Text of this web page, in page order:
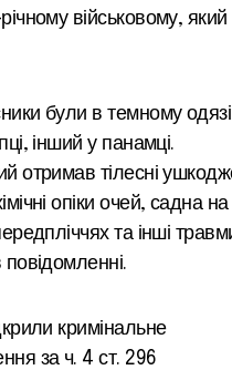
військовому, який
були в темному
інший у панамці.
отримав тілесні
опіки очей, садна на
та інші
повідомленні.
кримінальне
за ч. 4 ст. 296